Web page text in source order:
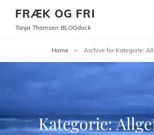
FRÆK OG FRI
Tanja Thomsen BLOGdock
Home > Archive for Kategorie:
Kategorie: